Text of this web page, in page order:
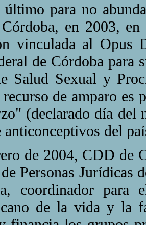
para no
en 2003,
vinculada al Opus
de Córdoba para
Salud Sexual y
de amparo es
(declarado día del
anticonceptivos del
de 2004, CDD de
Personas Jurídicas
coordinador
de la vida y la